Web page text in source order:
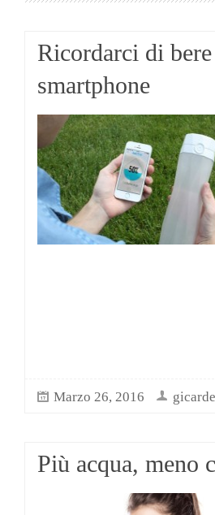
Ricordarci di
smartphone
Marzo 26, 2016 gicarde
Più acqua, meno